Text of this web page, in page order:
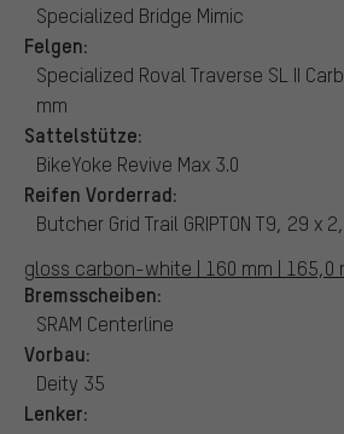
Specialized Bridge Mimic
Felgen:
Specialized Roval Traverse SL II
mm
Sattelstütze:
BikeYoke Revive Max 3.0
Reifen Vorderrad:
Butcher Grid Trail GRIPTON T9, 29 x
gloss carbon-white | 160 mm | 165,0
Bremsscheiben:
SRAM Centerline
Vorbau:
Deity 35
Lenker: